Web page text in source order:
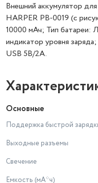
Внешний аккумулятор
HARPER PB-0019 (с
10000 мАч; Тип батареи:
индикатор уровня
USB 5В/2А.
Основные
Поддержка быстрой
Выходные разъемы
Свечение
Емкость (мА*ч)